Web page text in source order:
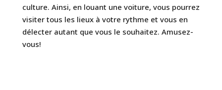
culture. Ainsi, en louant une voiture, vous pourrez
visiter tous les lieux à votre rythme et vous en
délecter autant que vous le souhaitez. Amusez-
vous!